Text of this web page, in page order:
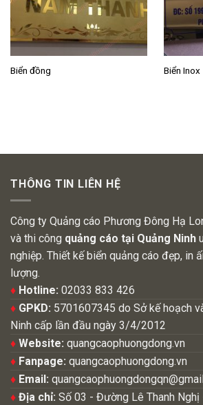
Biển đồng Biển Inox
THÔNG TIN LIÊN HỆ
Công ty Quảng cáo Phương Đông Hạ
và thi công quảng cáo tại Quảng Ninh
nghiệp. Thiết kế biển quảng cáo đẹp, in
lượng.
♦ Hotline: 02033 833 426
♦ GPKD: 5701607345 do Sở kế hoạch
Ninh cấp lần đầu ngày 3/4/2012
♦ Website: quangcaophuongdong.vn
♦ Fanpage: quangcaophuongdong.vn
♦ Email:
♦ Địa chỉ: Số 03 - Đường Lê Thanh Nghị